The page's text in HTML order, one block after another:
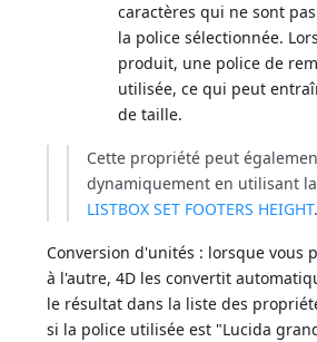
caractères qui ne sont
la police sélectionnée.
produit, une police de
utilisée, ce qui peut
de taille.
Cette propriété peut
dynamiquement en utilisant
LISTBOX SET FOOTERS HEIGHT.
Conversion d'unités : lorsque vous
à l'autre, 4D les convertit
le résultat dans la liste des
si la police utilisée est "Lucida